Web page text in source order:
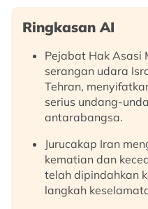
Ringkasan AI
Pejabat Hak Asasi
serangan udara
Tehran,
serius undang-
antarabangsa.
Jurucakap Iran
kematian dan
telah dipindahkan
langkah